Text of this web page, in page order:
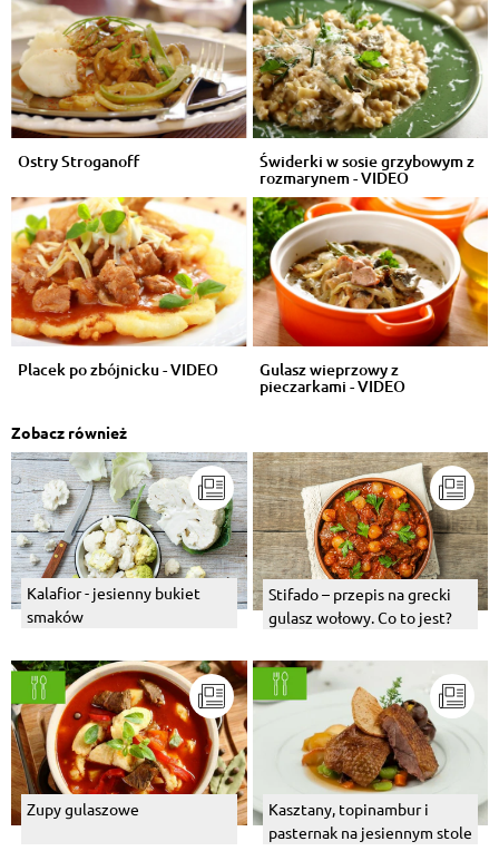
Ostry Stroganoff Świderki w sosie grzybowym z
rozmarynem - VIDEO
Placek po zbójnicku - VIDEO Gulasz wieprzowy z
pieczarkami - VIDEO
Zobacz również
Kalafior - jesienny bukiet
smaków
Stifado – przepis na grecki
gulasz wołowy. Co to jest?
Zupy gulaszowe
Kasztany, topinambur i
pasternak na jesiennym stole